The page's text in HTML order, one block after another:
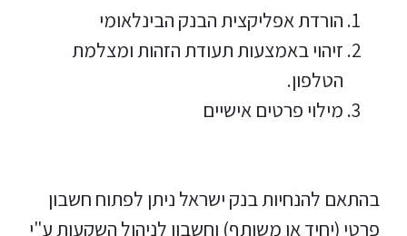
הורדת אפליקצית הבנק הבינלאומי
זיהוי באמצעות תעודת הזהות ומצלמת
הטלפון.
מילוי פרטים אישיים
בהתאם להנחיות בנק ישראל ניתן לפתוח חשבון
פרטי (יחיד או משותף) וחשבון לניהול השקעות ע"י